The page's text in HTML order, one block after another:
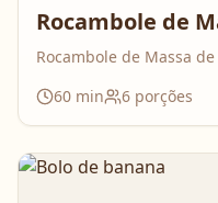
Rocambole de
Rocambole de Massa
60 min 6 porções